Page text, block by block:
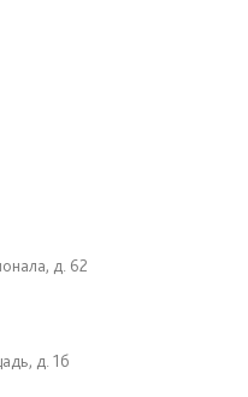
д. 62
д. 1б